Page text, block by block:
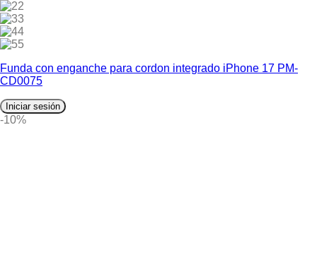
2
3
4
5
Funda con enganche para cordon integrado iPhone 17 PM-
CD0075
Iniciar sesión
-10%